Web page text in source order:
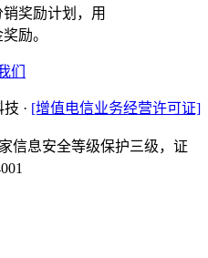
奖励计划，用
励。
们
· [增值电信业务经营许可证]
信息安全等级保护三级，证